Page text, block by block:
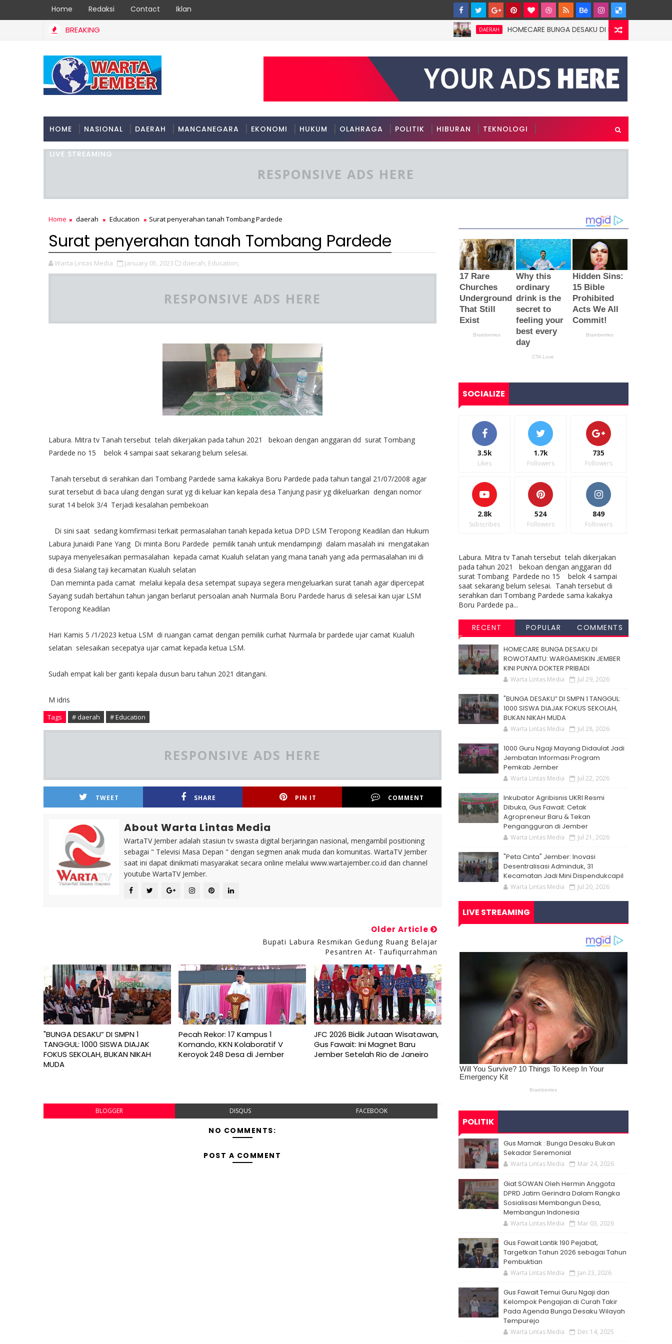
Home Redaksi Contact Iklan
BREAKING DAERAH HOMECARE BUNGA DESAKU DI ROWOTAMTU:
HOME NASIONAL DAERAH MANCANEGARA EKONOMI HUKUM OLAHRAGA POLITIK HIBURAN TEKNOLOGI
LIVE STREAMING
RESPONSIVE ADS HERE
Home daerah Education Surat penyerahan tanah Tombang Pardede
Surat penyerahan tanah Tombang Pardede
Warta Lintas Media January 05, 2023 daerah, Education,
RESPONSIVE ADS HERE
Labura. Mitra tv Tanah tersebut telah dikerjakan pada tahun 2021 bekoan dengan anggaran dd surat Tombang
Pardede no 15 belok 4 sampai saat sekarang belum selesai.
Tanah tersebut di serahkan dari Tombang Pardede sama kakakya Boru Pardede pada tahun tangal 21/07/2008 agar
surat tersebut di baca ulang dengan surat yg di keluar kan kepala desa Tanjung pasir yg dikeluarkan dengan nomor
surat 14 belok 3/4 Terjadi kesalahan pembekoan
Di sini saat sedang komfirmasi terkait permasalahan tanah kepada ketua DPD LSM Teropong Keadilan dan Hukum
Labura Junaidi Pane Yang Di minta Boru Pardede pemilik tanah untuk mendampingi dalam masalah ini mengatakan
supaya menyelesaikan permasalahan kepada camat Kualuh selatan yang mana tanah yang ada permasalahan ini di
di desa Sialang taji kecamatan Kualuh selatan
Dan meminta pada camat melalui kepala desa setempat supaya segera mengeluarkan surat tanah agar dipercepat
Sayang sudah bertahun tahun jangan berlarut persoalan anah Nurmala Boru Pardede harus di selesai kan ujar LSM
Teropong Keadilan
Hari Kamis 5 /1/2023 ketua LSM di ruangan camat dengan pemilik curhat Nurmala br pardede ujar camat Kualuh
selatan selesaikan secepatya ujar camat kepada ketua LSM.
Sudah empat kali ber ganti kepala dusun baru tahun 2021 ditangani.
M idris
Tags # daerah # Education
RESPONSIVE ADS HERE
TWEET SHARE PIN IT COMMENT
About Warta Lintas Media
WartaTV Jember adalah stasiun tv swasta digital berjaringan nasional, mengambil positioning
sebagai " Televisi Masa Depan " dengan segmen anak muda dan komunitas. WartaTV Jember
saat ini dapat dinikmati masyarakat secara online melalui www.wartajember.co.id dan channel
youtube WartaTV Jember.
Older Article
Bupati Labura Resmikan Gedung Ruang Belajar
Pesantren At- Taufiqurrahman
"BUNGA DESAKU” DI SMPN 1
TANGGUL: 1000 SISWA DIAJAK
FOKUS SEKOLAH, BUKAN NIKAH
MUDA
Pecah Rekor: 17 Kampus 1
Komando, KKN Kolaboratif V
Keroyok 248 Desa di Jember
JFC 2026 Bidik Jutaan Wisatawan,
Gus Fawait: Ini Magnet Baru
Jember Setelah Rio de Janeiro
BLOGGER DISQUS FACEBOOK
NO COMMENTS:
POST A COMMENT
SOCIALIZE
3.5k
Likes
1.7k
Followers
735
Followers
2.8k
Subscribes
524
Followers
849
Followers
Labura. Mitra tv Tanah tersebut telah dikerjakan
pada tahun 2021 bekoan dengan anggaran dd
surat Tombang Pardede no 15 belok 4 sampai
saat sekarang belum selesai. Tanah tersebut di
serahkan dari Tombang Pardede sama kakakya
Boru Pardede pa...
RECENT POPULAR COMMENTS
HOMECARE BUNGA DESAKU DI
ROWOTAMTU: WARGAMISKIN JEMBER
KINI PUNYA DOKTER PRIBADI
Warta Lintas Media Jul 29, 2026
"BUNGA DESAKU” DI SMPN 1 TANGGUL:
1000 SISWA DIAJAK FOKUS SEKOLAH,
BUKAN NIKAH MUDA
Warta Lintas Media Jul 28, 2026
1000 Guru Ngaji Mayang Didaulat Jadi
Jembatan Informasi Program
Pemkab Jember
Warta Lintas Media Jul 22, 2026
Inkubator Agribisnis UKRI Resmi
Dibuka, Gus Fawait: Cetak
Agropreneur Baru & Tekan
Pengangguran di Jember
Warta Lintas Media Jul 21, 2026
"Peta Cinta" Jember: Inovasi
Desentralisasi Adminduk, 31
Kecamatan Jadi Mini Dispendukcapil
Warta Lintas Media Jul 20, 2026
LIVE STREAMING
POLITIK
Gus Mamak : Bunga Desaku Bukan
Sekadar Seremonial
Warta Lintas Media Mar 24, 2026
Giat SOWAN Oleh Hermin Anggota
DPRD Jatim Gerindra Dalam Rangka
Sosialisasi Membangun Desa,
Membangun Indonesia
Warta Lintas Media Mar 03, 2026
Gus Fawait Lantik 190 Pejabat,
Targetkan Tahun 2026 sebagai Tahun
Pembuktian
Warta Lintas Media Jan 23, 2026
Gus Fawait Temui Guru Ngaji dan
Kelompok Pengajian di Curah Takir
Pada Agenda Bunga Desaku Wilayah
Tempurejo
Warta Lintas Media Dec 14, 2025